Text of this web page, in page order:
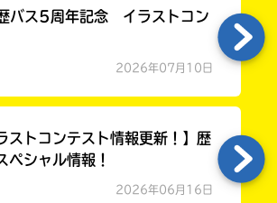
歴バス5周年記念 イラストコン
2026年07月10日
トコンテスト情報更新！】歴
ペシャル情報！
2026年06月16日